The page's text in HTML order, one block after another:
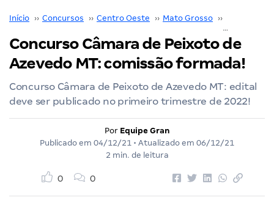
Início ›› Concursos ›› Centro Oeste ›› Mato Grosso ››
Concurso Câmara de Peixoto de
Azevedo MT: comissão formada!
Concurso Câmara de Peixoto de Azevedo MT: edital
deve ser publicado no primeiro trimestre de 2022!
Por Equipe Gran
Publicado em 04/12/21 • Atualizado em 06/12/21
2 min. de leitura
0 0